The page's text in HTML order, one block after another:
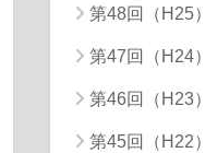
第48回（H25）
第47回（H24）
第46回（H23）
第45回（H22）